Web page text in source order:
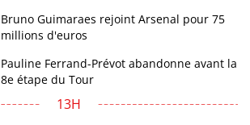
Bruno Guimaraes rejoint Arsenal pour 75
millions d'euros
Pauline Ferrand-Prévot abandonne avant la
8e étape du Tour
13H